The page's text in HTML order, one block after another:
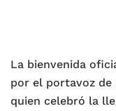
La bienvenida
por el portavoz de
quien celebró la